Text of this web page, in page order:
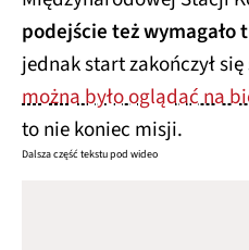
podejście też wymagało
jednak start zakończył
można było oglądać na
to nie koniec misji.
Dalsza część tekstu pod wideo